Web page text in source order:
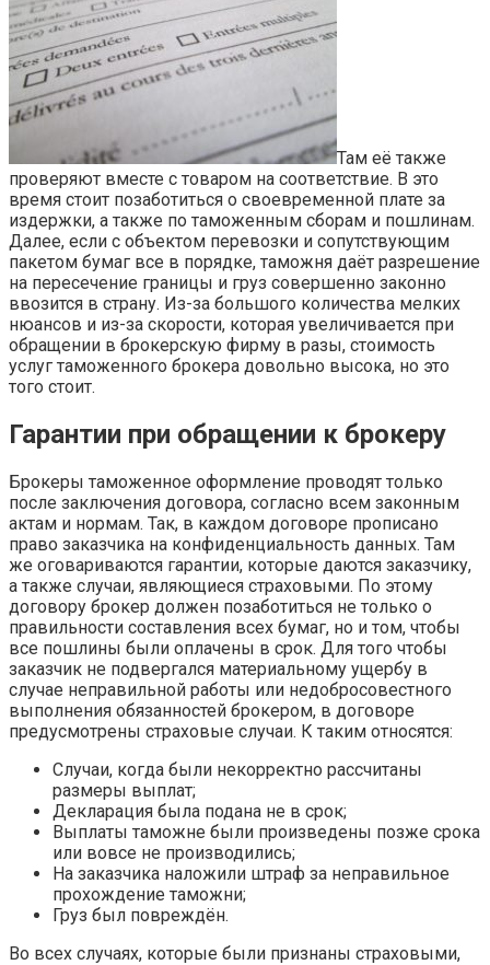
Там её также
проверяют вместе с товаром на соответствие. В это
время стоит позаботиться о своевременной плате за
издержки, а также по таможенным сборам и пошлинам.
Далее, если с объектом перевозки и сопутствующим
пакетом бумаг все в порядке, таможня даёт разрешение
на пересечение границы и груз совершенно законно
ввозится в страну. Из-за большого количества мелких
нюансов и из-за скорости, которая увеличивается при
обращении в брокерскую фирму в разы, стоимость
услуг таможенного брокера довольно высока, но это
того стоит.
Гарантии при обращении к брокеру
Брокеры таможенное оформление проводят только
после заключения договора, согласно всем законным
актам и нормам. Так, в каждом договоре прописано
право заказчика на конфиденциальность данных. Там
же оговариваются гарантии, которые даются заказчику,
а также случаи, являющиеся страховыми. По этому
договору брокер должен позаботиться не только о
правильности составления всех бумаг, но и том, чтобы
все пошлины были оплачены в срок. Для того чтобы
заказчик не подвергался материальному ущербу в
случае неправильной работы или недобросовестного
выполнения обязанностей брокером, в договоре
предусмотрены страховые случаи. К таким относятся:
Случаи, когда были некорректно рассчитаны
размеры выплат;
Декларация была подана не в срок;
Выплаты таможне были произведены позже срока
или вовсе не производились;
На заказчика наложили штраф за неправильное
прохождение таможни;
Груз был повреждён.
Во всех случаях, которые были признаны страховыми,